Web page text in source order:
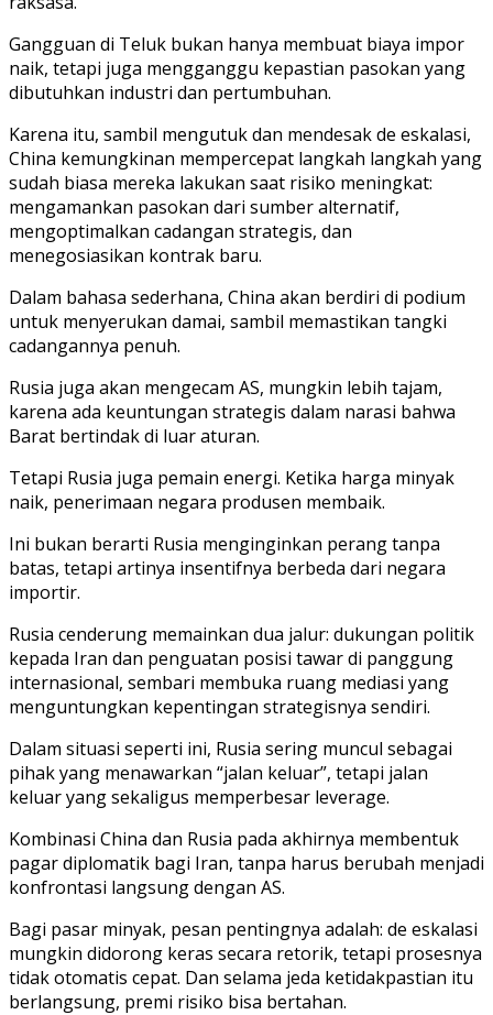
Gangguan di Teluk bukan hanya membuat biaya impor
naik, tetapi juga mengganggu kepastian pasokan yang
dibutuhkan industri dan pertumbuhan.
Karena itu, sambil mengutuk dan mendesak de eskalasi,
China kemungkinan mempercepat langkah langkah yang
sudah biasa mereka lakukan saat risiko meningkat:
mengamankan pasokan dari sumber alternatif,
mengoptimalkan cadangan strategis, dan
menegosiasikan kontrak baru.
Dalam bahasa sederhana, China akan berdiri di podium
untuk menyerukan damai, sambil memastikan tangki
cadangannya penuh.
Rusia juga akan mengecam AS, mungkin lebih tajam,
karena ada keuntungan strategis dalam narasi bahwa
Barat bertindak di luar aturan.
Tetapi Rusia juga pemain energi. Ketika harga minyak
naik, penerimaan negara produsen membaik.
Ini bukan berarti Rusia menginginkan perang tanpa
batas, tetapi artinya insentifnya berbeda dari negara
importir.
Rusia cenderung memainkan dua jalur: dukungan politik
kepada Iran dan penguatan posisi tawar di panggung
internasional, sembari membuka ruang mediasi yang
menguntungkan kepentingan strategisnya sendiri.
Dalam situasi seperti ini, Rusia sering muncul sebagai
pihak yang menawarkan “jalan keluar”, tetapi jalan
keluar yang sekaligus memperbesar leverage.
Kombinasi China dan Rusia pada akhirnya membentuk
pagar diplomatik bagi Iran, tanpa harus berubah menjadi
konfrontasi langsung dengan AS.
Bagi pasar minyak, pesan pentingnya adalah: de eskalasi
mungkin didorong keras secara retorik, tetapi prosesnya
tidak otomatis cepat. Dan selama jeda ketidakpastian itu
berlangsung, premi risiko bisa bertahan.